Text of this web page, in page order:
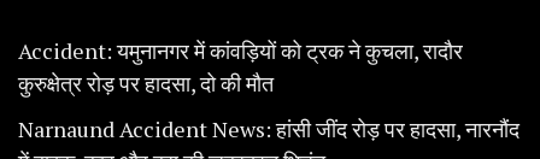
Accident: यमुनानगर में कांवड़ियों को ट्रक ने कुचला, रादौर
कुरुक्षेत्र रोड़ पर हादसा, दो की मौत
Narnaund Accident News: हांसी जींद रोड़ पर हादसा, नारनौंद